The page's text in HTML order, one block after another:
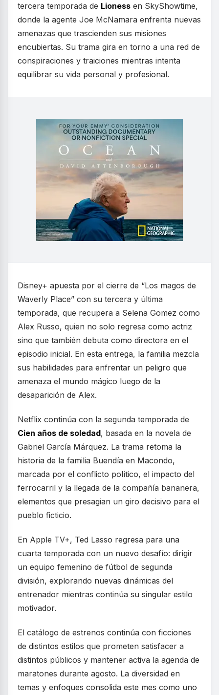
tercera temporada de Lioness en SkyShowtime,
donde la agente Joe McNamara enfrenta nuevas
amenazas que trascienden sus misiones
encubiertas. Su trama gira en torno a una red de
conspiraciones y traiciones mientras intenta
equilibrar su vida personal y profesional.
Disney+ apuesta por el cierre de “Los magos de
Waverly Place” con su tercera y última
temporada, que recupera a Selena Gomez como
Alex Russo, quien no solo regresa como actriz
sino que también debuta como directora en el
episodio inicial. En esta entrega, la familia mezcla
sus habilidades para enfrentar un peligro que
amenaza el mundo mágico luego de la
desaparición de Alex.
Netflix continúa con la segunda temporada de
Cien años de soledad, basada en la novela de
Gabriel García Márquez. La trama retoma la
historia de la familia Buendía en Macondo,
marcada por el conflicto político, el impacto del
ferrocarril y la llegada de la compañía bananera,
elementos que presagian un giro decisivo para el
pueblo ficticio.
En Apple TV+, Ted Lasso regresa para una
cuarta temporada con un nuevo desafío: dirigir
un equipo femenino de fútbol de segunda
división, explorando nuevas dinámicas del
entrenador mientras continúa su singular estilo
motivador.
El catálogo de estrenos continúa con ficciones
de distintos estilos que prometen satisfacer a
distintos públicos y mantener activa la agenda de
maratones durante agosto. La diversidad en
temas y enfoques consolida este mes como uno